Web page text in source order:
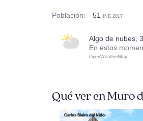
Población: 51 INE 2017
algo de nubes,
En estos
OpenWeatherMap
Qué ver en Muro
Carlos Sieiro del Nido